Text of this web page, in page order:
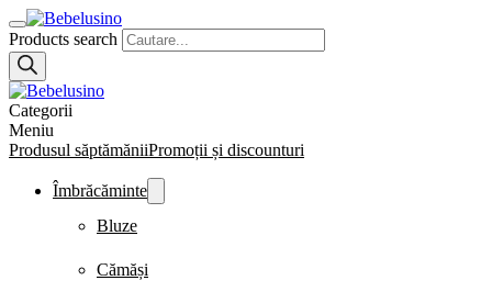
Products search
Categorii
Meniu
Produsul săptămăniiPromoții și discounturi
Îmbrăcăminte
Bluze
Cămăși